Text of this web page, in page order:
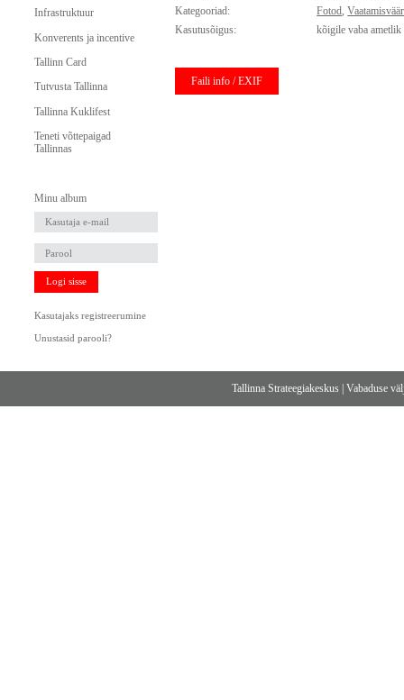
Infrastruktuur
Konverents ja incentive
Tallinn Card
Tutvusta Tallinna
Tallinna Kuklifest
Teneti võttepaigad
Tallinnas
Minu album
Logi sisse
Kasutajaks registreerumine
Unustasid parooli?
Kategooriad:
Fotod,
Kasutusõigus:
kõigile vaba
Faili info / EXIF
Tallinna Strateegiakeskus |Vabaduse